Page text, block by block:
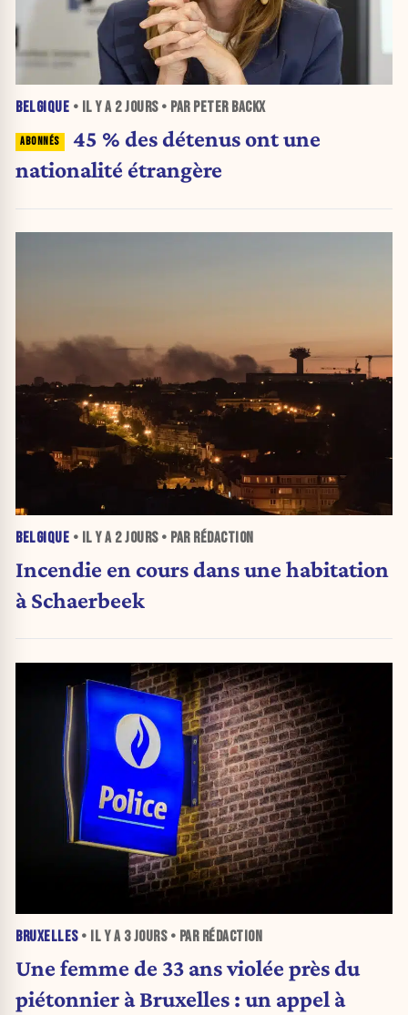
BELGIQUE • IL Y A 2 JOURS• PAR PETER BACKX
45 % des détenus ont une
nationalité étrangère
BELGIQUE • IL Y A 2 JOURS• PAR RÉDACTION
Incendie en cours dans une habitation
à Schaerbeek
BRUXELLES• IL Y A 3 JOURS• PAR RÉDACTION
Une femme de 33 ans violée près du
piétonnier à Bruxelles : un appel à